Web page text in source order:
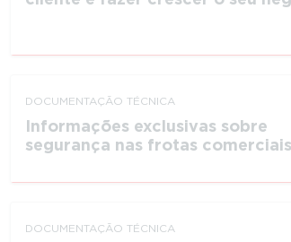
DOCUMEN­TAÇÃO TÉCNICA
Informações exclusivas sobre
segurança nas frotas comerciais
DOCUMEN­TAÇÃO TÉCNICA